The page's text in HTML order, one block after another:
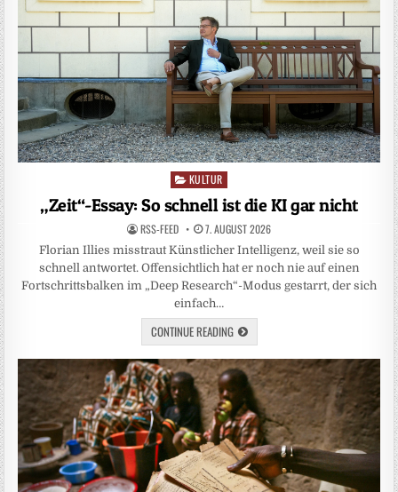
Posted
in
KULTUR
„Zeit“-Essay: So schnell ist die KI gar nicht
RSS-FEED 7. AUGUST 2026
Florian Illies misstraut Künstlicher Intelligenz, weil sie so
schnell antwortet. Offensichtlich hat er noch nie auf einen
Fortschrittsbalken im „Deep Research“-Modus gestarrt, der sich
einfach…
CONTINUE READING